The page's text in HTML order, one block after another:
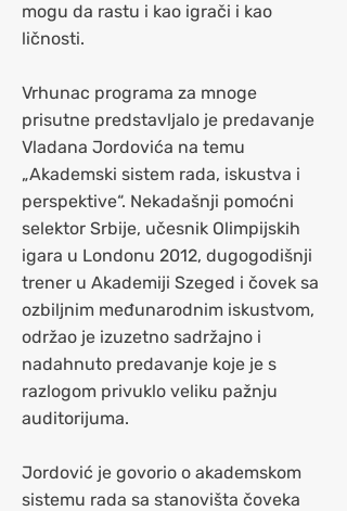
mogu da rastu i kao igrači i kao
ličnosti.
Vrhunac programa za mnoge
prisutne predstavljalo je predavanje
Vladana Jordovića na temu
„Akademski sistem rada, iskustva i
perspektive“. Nekadašnji pomoćni
selektor Srbije, učesnik Olimpijskih
igara u Londonu 2012, dugogodišnji
trener u Akademiji Szeged i čovek sa
ozbiljnim međunarodnim iskustvom,
održao je izuzetno sadržajno i
nadahnuto predavanje koje je s
razlogom privuklo veliku pažnju
auditorijuma.
Jordović je govorio o akademskom
sistemu rada sa stanovišta čoveka